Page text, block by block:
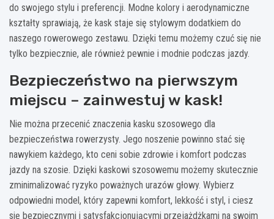
do swojego stylu i preferencji. Modne kolory i aerodynamiczne
kształty sprawiają, że kask staje się stylowym dodatkiem do
naszego rowerowego zestawu. Dzięki temu możemy czuć się nie
tylko bezpiecznie, ale również pewnie i modnie podczas jazdy.
Bezpieczeństwo na pierwszym
miejscu – zainwestuj w kask!
Nie można przecenić znaczenia kasku szosowego dla
bezpieczeństwa rowerzysty. Jego noszenie powinno stać się
nawykiem każdego, kto ceni sobie zdrowie i komfort podczas
jazdy na szosie. Dzięki kaskowi szosowemu możemy skutecznie
zminimalizować ryzyko poważnych urazów głowy. Wybierz
odpowiedni model, który zapewni komfort, lekkość i styl, i ciesz
się bezpiecznymi i satysfakcjonującymi przejażdżkami na swoim